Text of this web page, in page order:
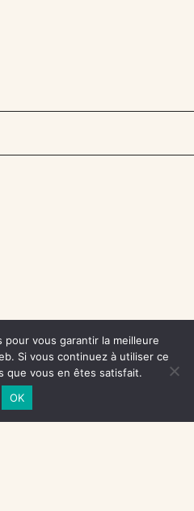
vous garantir la meilleure
Si vous continuez à utiliser ce
que vous en êtes satisfait.
OK